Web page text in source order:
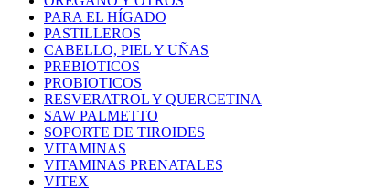
PARA EL HÍGADO
PASTILLEROS
CABELLO, PIEL Y UÑAS
PREBIOTICOS
PROBIOTICOS
RESVERATROL Y QUERCETINA
SAW PALMETTO
SOPORTE DE TIROIDES
VITAMINAS
VITAMINAS PRENATALES
VITEX